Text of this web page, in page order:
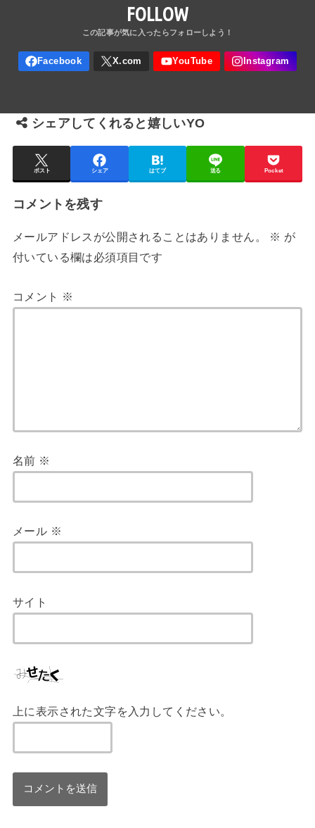
FOLLOW
シェアしてくれると嬉しいYO
ポスト シェア はてブ 送る Pocket
コメントを残す
メールアドレスが公開されることはありません。 ※ が
付いている欄は必須項目です
コメント ※
名前 ※
メール ※
サイト
上に表示された文字を入力してください。